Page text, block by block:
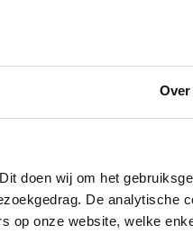
Over
doen wij om het
De analytische
op onze website, welke